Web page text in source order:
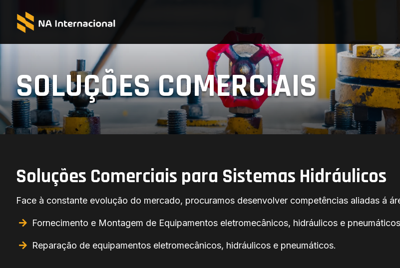
SOLUÇÕES COMERCIAIS
Soluções Comerciais para Sistemas Hidráulicos
Face à constante evolução do mercado, procuramos desenvolver competências aliadas á
 Fornecimento e Montagem de Equipamentos eletromecânicos, hidráulicos e
 Reparação de equipamentos eletromecânicos, hidráulicos e pneumáticos.